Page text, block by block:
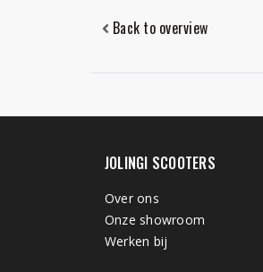
Back to overview
JOLINGI SCOOTERS
Over ons
Onze showroom
Werken bij